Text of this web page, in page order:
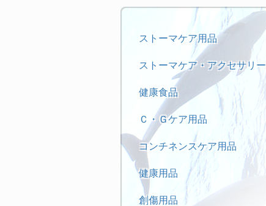
ストーマケア用品
ストーマケア・アクセサリー
健康食品
Ｃ・Ｇケア用品
コンチネンスケア用品
健康用品
創傷用品